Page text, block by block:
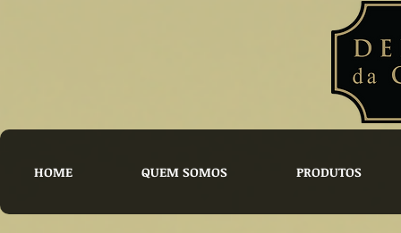
HOME QUEM SOMOS PRODUTOS